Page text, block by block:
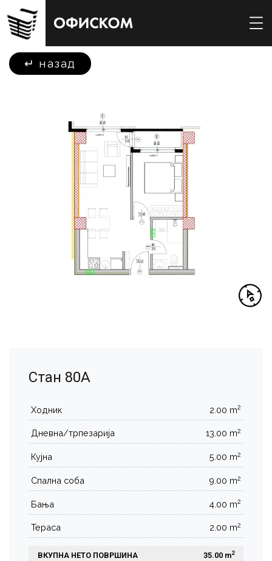
↵ назад
Стан 80А
Ходник 2.00 m2
Дневна/трпезарија 13.00 m2
Кујна 5.00 m2
Спална соба 9.00 m2
Бања 4.00 m2
Тераса 2.00 m2
ВКУПНА НЕТО ПОВРШИНА 35.00 m2